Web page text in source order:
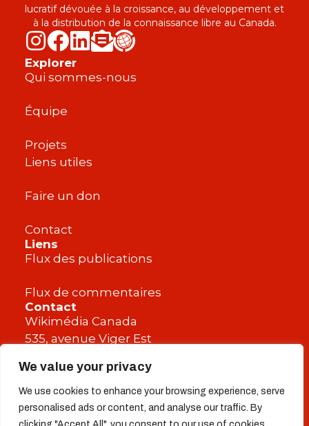
We value your privacy
We use cookies to enhance your browsing experience, serve
personalised ads or content, and analyse our traffic. By
lucratif dévouée à la croissance, au développement et
à la distribution de la connaissance libre au Canada.
Contact
Wikimédia Canada
535, avenue Viger Est
CANADA
Explorer
Qui sommes-nous
Équipe
Projets
Liens utiles
Faire un don
Contact
Liens
Flux des publications
Flux de commentaires